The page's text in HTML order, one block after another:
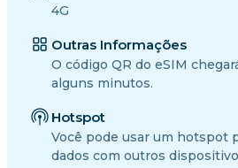
4G
Outras Informações
O código QR do eSIM
alguns minutos.
Hotspot
Você pode usar um hotspot
dados com outros